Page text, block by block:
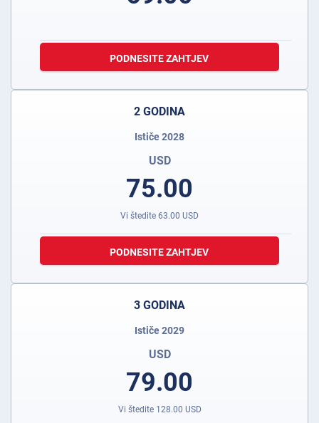
PODNESITE ZAHTJEV
2 GODINA
Ističe 2028
USD
75.00
Vi štedite 63.00 USD
PODNESITE ZAHTJEV
3 GODINA
Ističe 2029
USD
79.00
Vi štedite 128.00 USD